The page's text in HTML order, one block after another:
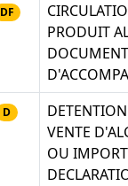
DF
PRODUIT
DOCUMENT
D
VENTE
OU